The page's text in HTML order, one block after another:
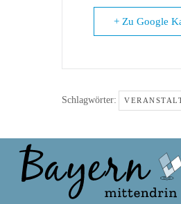
+ Zu Google
Schlagwörter: